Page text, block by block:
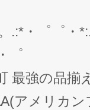
。.:*・゜゜・
゜
最強の品揃
アメリカ